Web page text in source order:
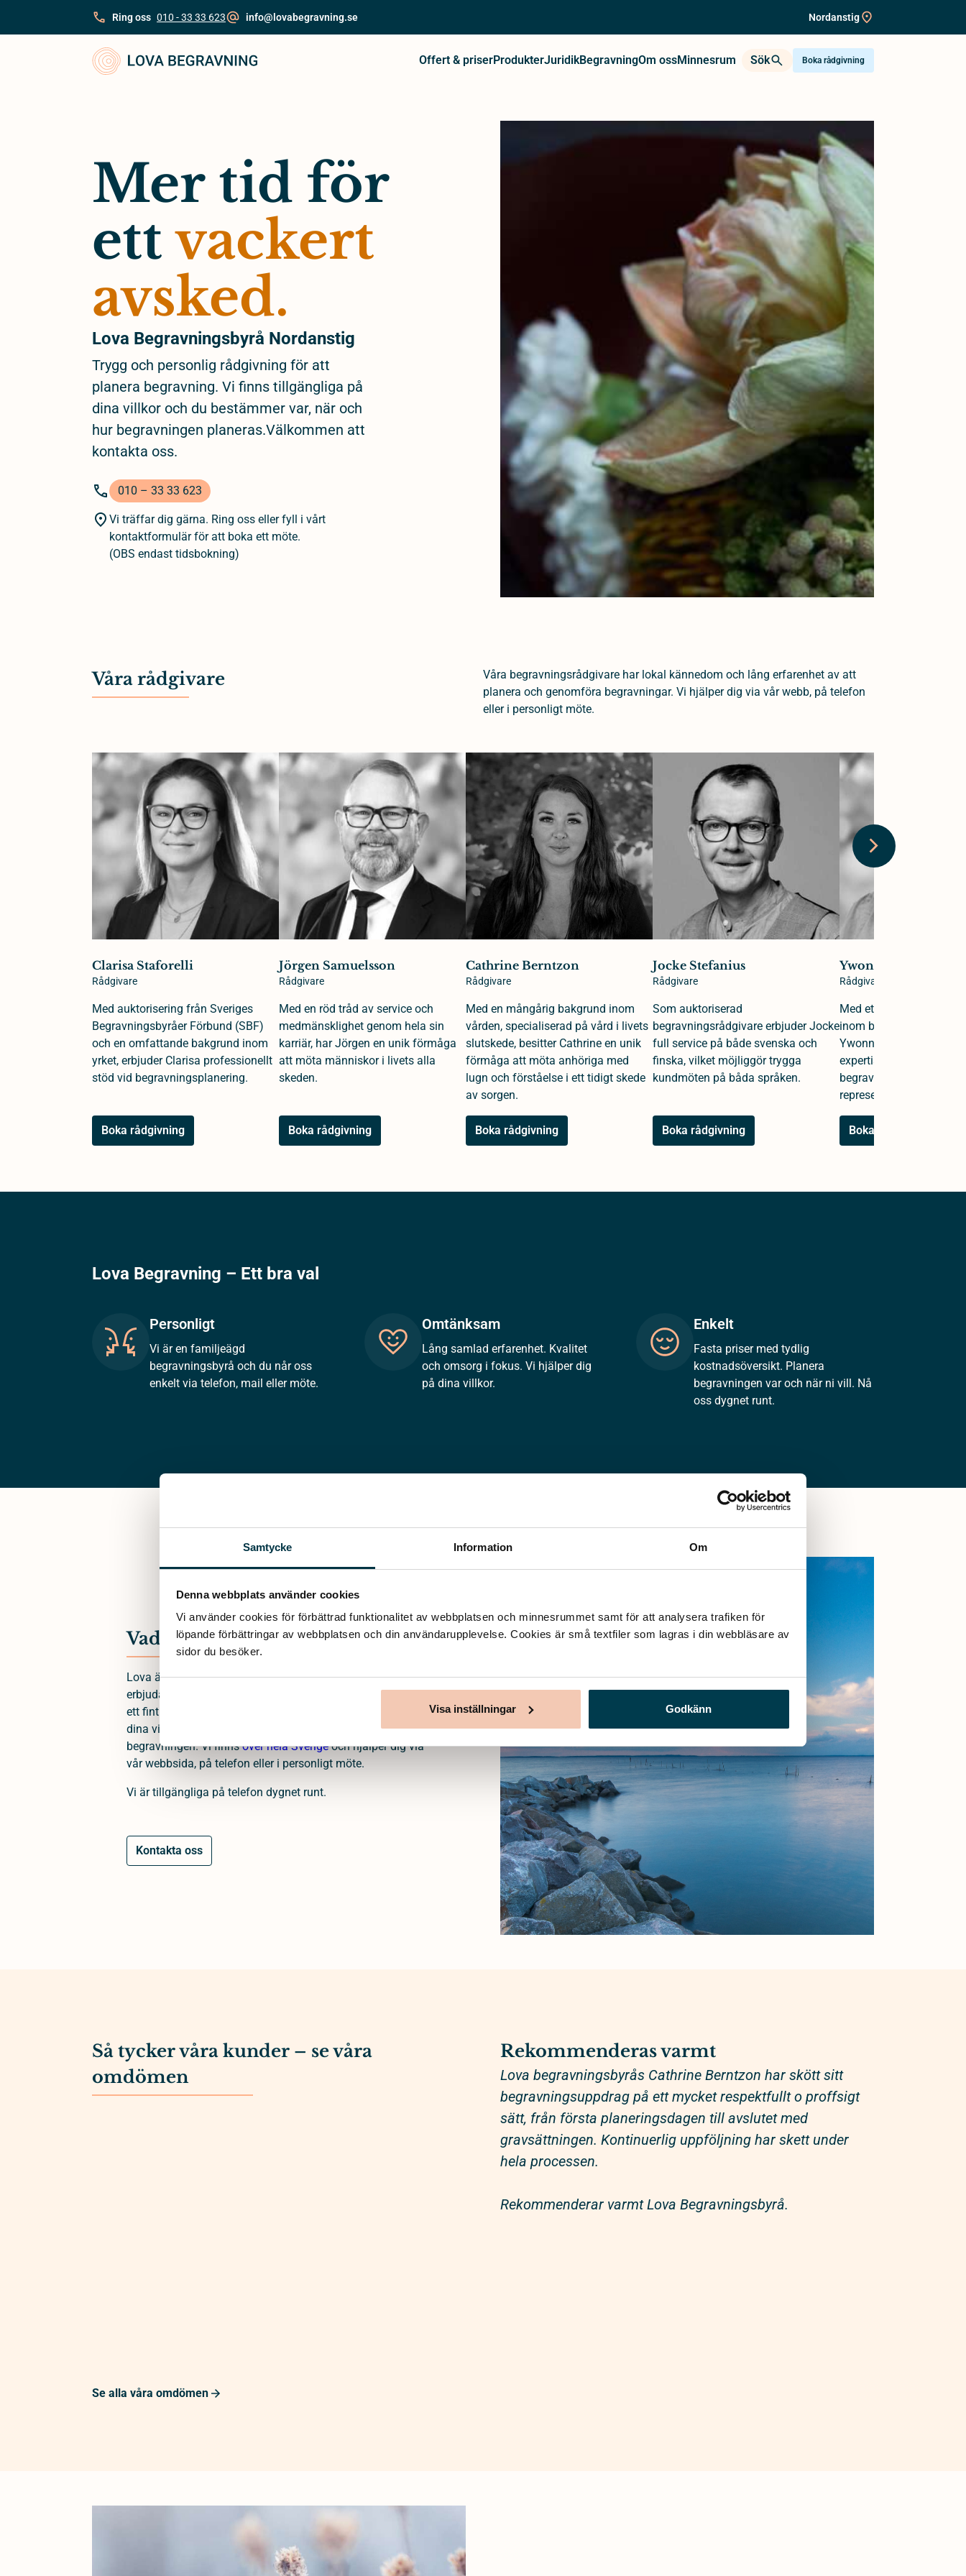
Samtycke Information Om
Denna webbplats använder cookies
Vi använder cookies för förbättrad funktionalitet av webbplatsen och minnesrummet samt för att analysera trafiken för
löpande förbättringar av webbplatsen och din användarupplevelse. Cookies är små textfiler som lagras i din webbläsare av
sidor du besöker.
Visa inställningar Godkänn
Ring oss 010 - 33 33 623 info@lovabegravning.se Nordanstig
Offert & priserProdukterJuridikBegravningOm ossMinnesrum Sök Boka rådgivning
Mer tid för
ett vackert
avsked.
Lova Begravningsbyrå Nordanstig
Trygg och personlig rådgivning för att
planera begravning. Vi finns tillgängliga på
dina villkor och du bestämmer var, när och
hur begravningen planeras.Välkommen att
kontakta oss.
010 – 33 33 623
Vi träffar dig gärna. Ring oss eller fyll i vårt
kontaktformulär för att boka ett möte.
(OBS endast tidsbokning)
Våra rådgivare
Våra begravningsrådgivare har lokal kännedom och lång erfarenhet av att
planera och genomföra begravningar. Vi hjälper dig via vår webb, på telefon
eller i personligt möte.
Clarisa Staforelli
Rådgivare
Med auktorisering från Sveriges
Begravningsbyråer Förbund (SBF)
och en omfattande bakgrund inom
yrket, erbjuder Clarisa professionellt
stöd vid begravningsplanering.
Boka rådgivning
Jörgen Samuelsson
Rådgivare
Med en röd tråd av service och
medmänsklighet genom hela sin
karriär, har Jörgen en unik förmåga
att möta människor i livets alla
skeden.
Boka rådgivning
Cathrine Berntzon
Rådgivare
Med en mångårig bakgrund inom
vården, specialiserad på vård i livets
slutskede, besitter Cathrine en unik
förmåga att möta anhöriga med
lugn och förståelse i ett tidigt skede
av sorgen.
Boka rådgivning
Jocke Stefanius
Rådgivare
Som auktoriserad
begravningsrådgivare erbjuder Jocke
full service på både svenska och
finska, vilket möjliggör trygga
kundmöten på båda språken.
Boka rådgivning
Ywonne Gullsby
Rådgivare
Med ett kvarts sekel av
inom
Ywonne en djup och
expertis i rollerna som
begravningsrådgivare
representant.
Boka rådgivning
Lova Begravning – Ett bra val
Personligt
Vi är en familjeägd
begravningsbyrå och du når oss
enkelt via telefon, mail eller möte.
Omtänksam
Lång samlad erfarenhet. Kvalitet
och omsorg i fokus. Vi hjälper dig
på dina villkor.
Enkelt
Fasta priser med tydlig
kostnadsöversikt. Planera
begravningen var och när ni vill. Nå
oss dygnet runt.
Vad vi lovar anhöriga
Lova är en begravningsbyrå som grundades för att kunna
erbjuda människor i sorg ett enkelt och tryggt sätt att ordna
ett fint avsked. Som begravningsbyrå finns vi tillgängliga på
dina villkor och du bestämmer var, när och hur du planerar
begravningen. Vi finnsöver hela Sverigeoch hjälper dig via
vår webbsida, på telefon eller i personligt möte.
Vi är tillgängliga på telefon dygnet runt.
Kontakta oss
Så tycker våra kunder – se våra
omdömen
Rekommenderas varmt
Lova begravningsbyrås Cathrine Berntzon har skött sitt
begravningsuppdrag på ett mycket respektfullt o proffsigt
sätt, från första planeringsdagen till avslutet med
gravsättningen. Kontinuerlig uppföljning har skett under
hela processen.
Rekommenderar varmt Lova Begravningsbyrå.
Se alla våra omdömen